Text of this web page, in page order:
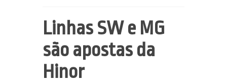
Linhas SW e MG
são apostas da
Hinor